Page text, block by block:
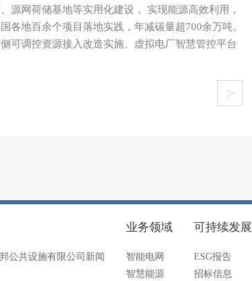
源网荷储基地等实用化建设， 实现能源高效利用，
各地百余个项目落地实践，年减碳量超700余万吨。
可调控资源接入改造实施、虚拟电厂智慧管控平台
>
公共设施有限公司新闻
业务领域
智能电网
智慧能源
可持续发展
ESG报告
招标信息